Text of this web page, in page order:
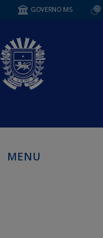
GOVERNO MS
MENU